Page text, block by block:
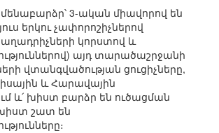
3-ական միավորով են
երկու չափորոշիչներով
կորստով և
այդ տարածաշրջանի
վտանգվածության ցուցիչները,
և Հարավային
և՛ խիստ բարձր են ուծացման
շատ են